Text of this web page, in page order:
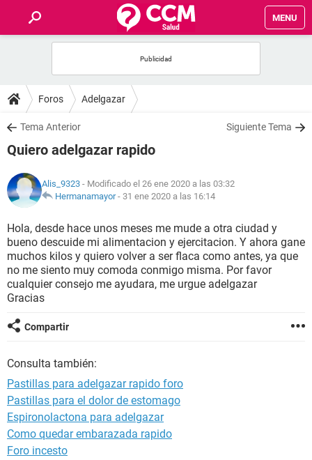
MENU
FOROS
SALUD
FAMILIA
NUTRICIÓN
BIENESTAR
SEXUALIDAD
GLOSARIO
Foros Adelgazar
Tema Anterior Siguiente Tema
Quiero adelgazar rapido
Alis_9323 - Modificado el 26 ene 2020 a las 03:32
Hermanamayor- 31 ene 2020 a las 16:14
Hola, desde hace unos meses me mude a otra ciudad y
bueno descuide mi alimentacion y ejercitacion. Y ahora gane
muchos kilos y quiero volver a ser flaca como antes, ya que
no me siento muy comoda conmigo misma. Por favor
cualquier consejo me ayudara, me urgue adelgazar
Gracias
Compartir
Consulta también:
Pastillas para adelgazar rapido foro
Pastillas para el dolor de estomago
Espironolactona para adelgazar
Como quedar embarazada rapido
Foro incesto